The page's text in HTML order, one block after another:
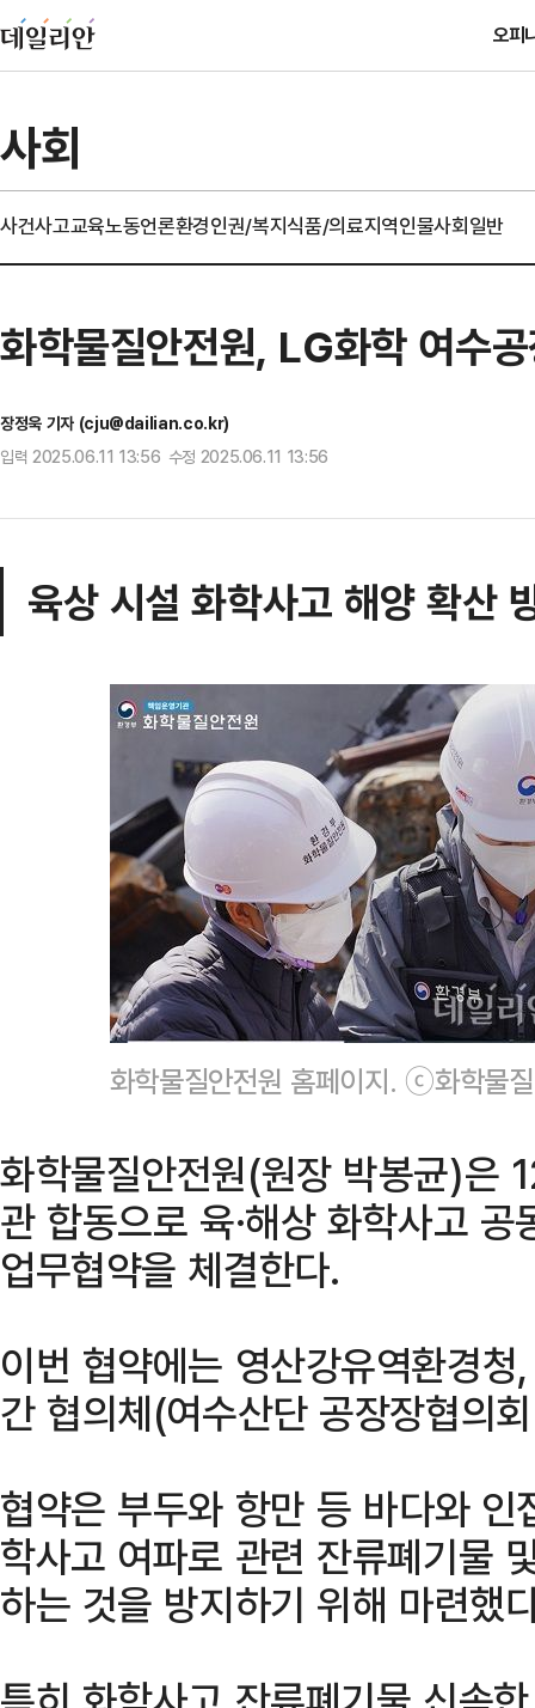
오피
사회
사건사고교육노동언론환경인권/복지식품/의료지역인물사회일반
화학물질안전원, LG화학 여수
장정욱 기자 (cju@dailian.co.kr)
입력 2025.06.11 13:56 수정 2025.06.11 13:56
육상 시설 화학사고 해양 확산
화학물질안전원 홈페이지. ⓒ화학물
화학물질안전원(원장 박봉균)은
관 합동으로 육·해상 화학사고
업무협약을 체결한다.
이번 협약에는 영산강유역환경
간 협의체(여수산단 공장장협의
협약은 부두와 항만 등 바다와
학사고 여파로 관련 잔류폐기물
하는 것을 방지하기 위해 마련했